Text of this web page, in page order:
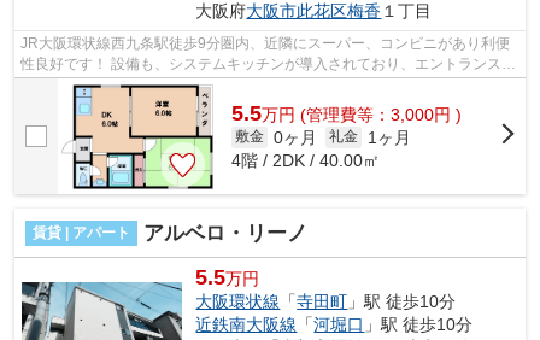
大阪府大阪市此花区梅香 １丁目
JR大阪環状線西九条駅徒歩9分圏内、近隣にスーパー、コンビニがあり利便
性良好です！ 設備も、システムキッチンが導入されており、エントランスに
は防犯カメラもございます。 ■□■□■□...
5.5万円 (管理費等：3,000円 )
敷金 0ヶ月 礼金
1ヶ月
4階 / 2DK / 40.00㎡
賃貸 | アパート アルベロ・リーノ
5.5万円
大阪環状線 「寺田町 」駅 徒歩10分
近鉄南大阪線 「河堀口 」駅 徒歩10分